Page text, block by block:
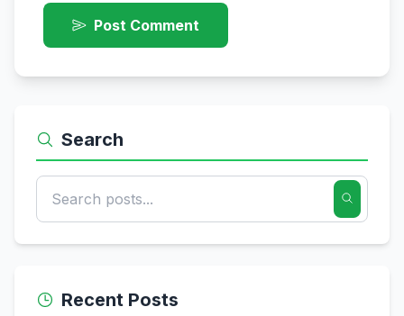
Post Comment
Search
Recent Posts